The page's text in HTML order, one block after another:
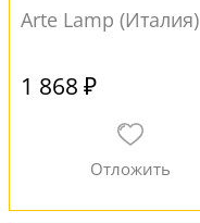
Arte Lamp (Италия)
1 868 ₽